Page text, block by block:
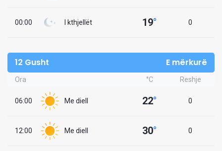
00:00 I kthjellët 19° 0
12 Gusht E mërkurë
Ora °C Reshje
06:00 Me diell 22° 0
12:00 Me diell 30° 0